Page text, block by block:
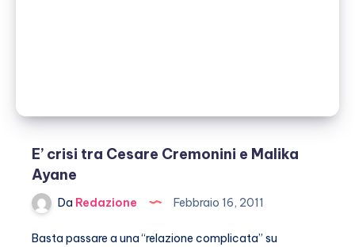
E’ crisi tra Cesare Cremonini e Malika
Ayane
Da Redazione Febbraio 16, 2011
Basta passare a una “relazione complicata” su